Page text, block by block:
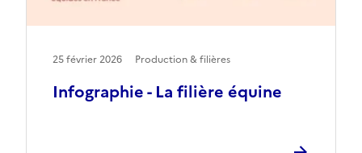
Infographie - La filière équine
25 février 2026 Production & filières